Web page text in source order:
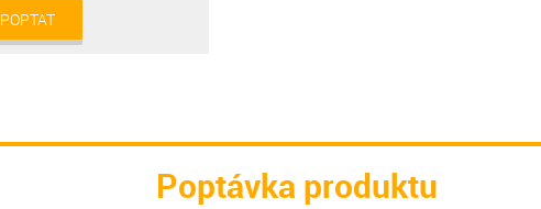
POPTAT
Poptávka produktu